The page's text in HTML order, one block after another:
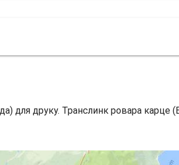
для друку. Транслинк ровара карце